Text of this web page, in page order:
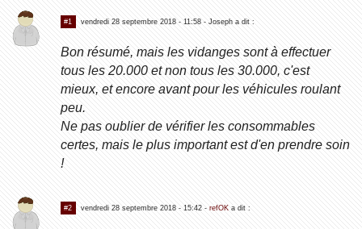
#1 vendredi 28 septembre 2018 - 11:58- Joseph a dit :
Bon résumé, mais les vidanges sont à effectuer
tous les 20.000 et non tous les 30.000, c'est
mieux, et encore avant pour les véhicules roulant
peu.
Ne pas oublier de vérifier les consommables
certes, mais le plus important est d'en prendre soin
!
#2 vendredi 28 septembre 2018 - 15:42- refOKa dit :